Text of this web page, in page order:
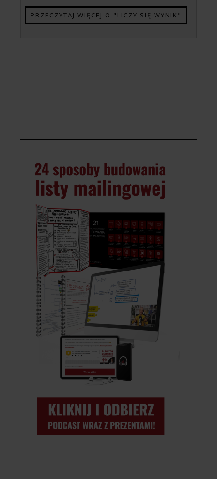
PRZECZYTAJ WIĘCEJ O "LICZY SIĘ WYNIK"